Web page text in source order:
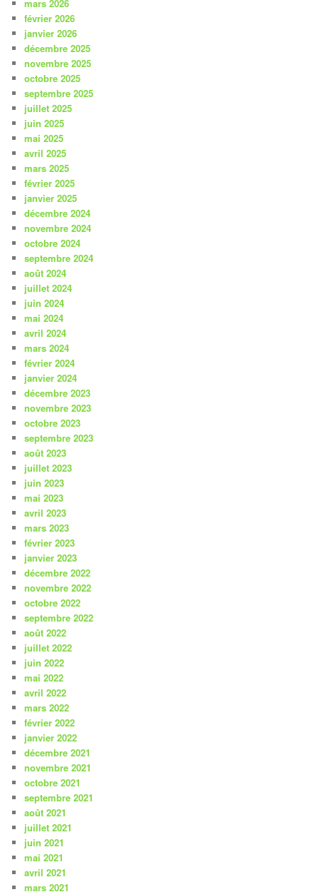
mars 2026
février 2026
janvier 2026
décembre 2025
novembre 2025
octobre 2025
septembre 2025
juillet 2025
juin 2025
mai 2025
avril 2025
mars 2025
février 2025
janvier 2025
décembre 2024
novembre 2024
octobre 2024
septembre 2024
août 2024
juillet 2024
juin 2024
mai 2024
avril 2024
mars 2024
février 2024
janvier 2024
décembre 2023
novembre 2023
octobre 2023
septembre 2023
août 2023
juillet 2023
juin 2023
mai 2023
avril 2023
mars 2023
février 2023
janvier 2023
décembre 2022
novembre 2022
octobre 2022
septembre 2022
août 2022
juillet 2022
juin 2022
mai 2022
avril 2022
mars 2022
février 2022
janvier 2022
décembre 2021
novembre 2021
octobre 2021
septembre 2021
août 2021
juillet 2021
juin 2021
mai 2021
avril 2021
mars 2021